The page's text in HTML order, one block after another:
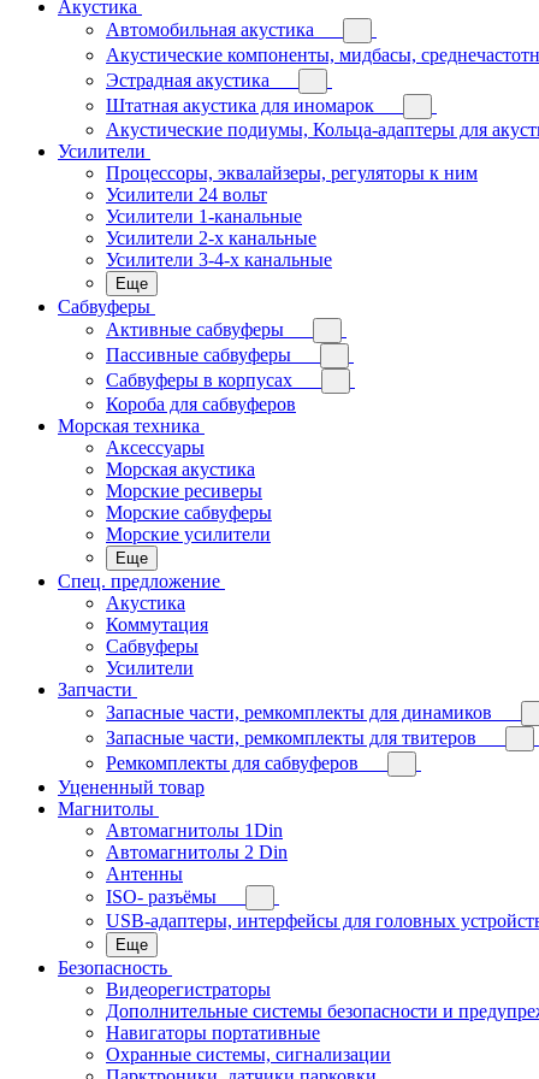
Акустика
Автомобильная акустика
Акустические компоненты, мидбасы,
Эстрадная акустика
Штатная акустика для иномарок
Акустические подиумы, Кольца-адаптеры для
Усилители
Процессоры, эквалайзеры, регуляторы к ним
Усилители 24 вольт
Усилители 1-канальные
Усилители 2-х канальные
Усилители 3-4-х канальные
Еще
Сабвуферы
Активные сабвуферы
Пассивные сабвуферы
Сабвуферы в корпусах
Короба для сабвуферов
Морская техника
Аксессуары
Морская акустика
Морские ресиверы
Морские сабвуферы
Морские усилители
Еще
Спец. предложение
Акустика
Коммутация
Сабвуферы
Усилители
Запчасти
Запасные части, ремкомплекты для динамиков
Запасные части, ремкомплекты для твитеров
Ремкомплекты для сабвуферов
Уцененный товар
Магнитолы
Автомагнитолы 1Din
Автомагнитолы 2 Din
Антенны
ISO- разъёмы
USB-адаптеры, интерфейсы для головных
Еще
Безопасность
Видеорегистраторы
Дополнительные системы безопасности и
Навигаторы портативные
Охранные системы, сигнализации